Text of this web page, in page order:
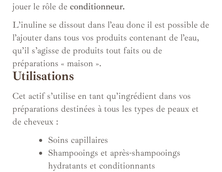
jouer le rôle de conditionneur.
L’inuline se dissout dans l’eau donc il est possible de
l’ajouter dans tous vos produits contenant de l’eau,
qu’il s’agisse de produits tout faits ou de
préparations « maison ».
Utilisations
Cet actif s’utilise en tant qu’ingrédient dans vos
préparations destinées à tous les types de peaux et
de cheveux :
Soins capillaires
Shampooings et après-shampooings
hydratants et conditionnants